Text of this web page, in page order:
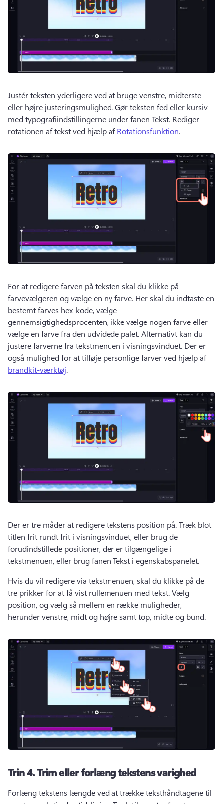
Justér teksten yderligere ved at bruge venstre, midterste
eller højre justeringsmulighed. Gør teksten fed eller kursiv
med typografiindstillingerne under fanen Tekst. Rediger
rotationen af tekst ved hjælp af Rotationsfunktion.
For at redigere farven på teksten skal du klikke på
farvevælgeren og vælge en ny farve. Her skal du indtaste en
bestemt farves hex-kode, vælge
gennemsigtighedsprocenten, ikke vælge nogen farve eller
vælge en farve fra den udvidede palet. Alternativt kan du
justere farverne fra tekstmenuen i visningsvinduet. Der er
også mulighed for at tilføje personlige farver ved hjælp af
brandkit-værktøj.
Der er tre måder at redigere tekstens position på. Træk blot
titlen frit rundt frit i visningsvinduet, eller brug de
forudindstillede positioner, der er tilgængelige i
tekstmenuen, eller brug fanen Tekst i egenskabspanelet.
Hvis du vil redigere via tekstmenuen, skal du klikke på de
tre prikker for at få vist rullemenuen med tekst. Vælg
position, og vælg så mellem en række muligheder,
herunder venstre, midt og højre samt top, midte og bund.
Trin 4.Trim eller forlæng tekstens varighed
Forlæng tekstens længde ved at trække teksthåndtagene til